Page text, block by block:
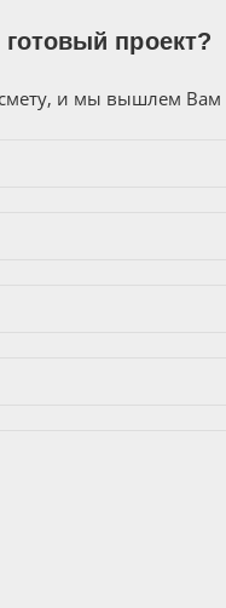
готовый проект?
и мы вышлем Вам